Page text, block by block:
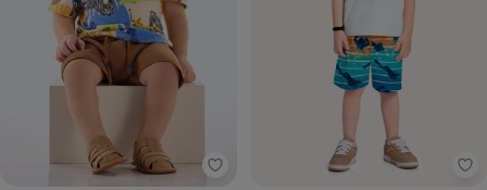
Up Baby - Conjunto Bebê